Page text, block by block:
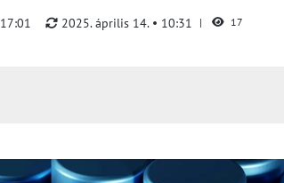
17:01 2025. április 14. 10:31 17